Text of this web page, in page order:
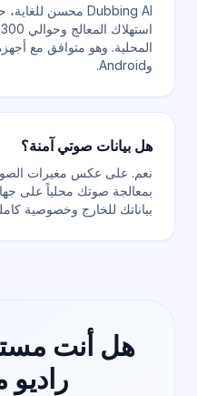
هل بيانات صوتي آمنة؟
بمعالجة صوتك محلياً على
بياناتك للخارج وخصوصية
هل أنت